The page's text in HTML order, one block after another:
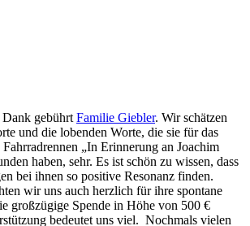
Dank gebührt Familie Giebler. Wir schätzen
und die lobenden Worte, die sie für das
„In Erinnerung an Joachim
haben, sehr. Es ist schön zu wissen, dass
bei ihnen so positive Resonanz finden.
wir uns auch herzlich für ihre spontane
großzügige Spende in Höhe von 500 €
bedeutet uns viel. Nochmals vielen